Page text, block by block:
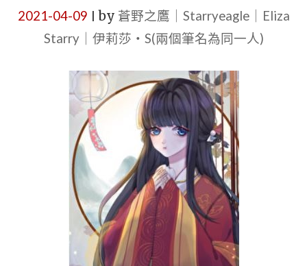
2021-04-09 by 蒼野之鷹｜Starryeagle｜Eliza
Starry｜伊莉莎・S(兩個筆名為同一人)